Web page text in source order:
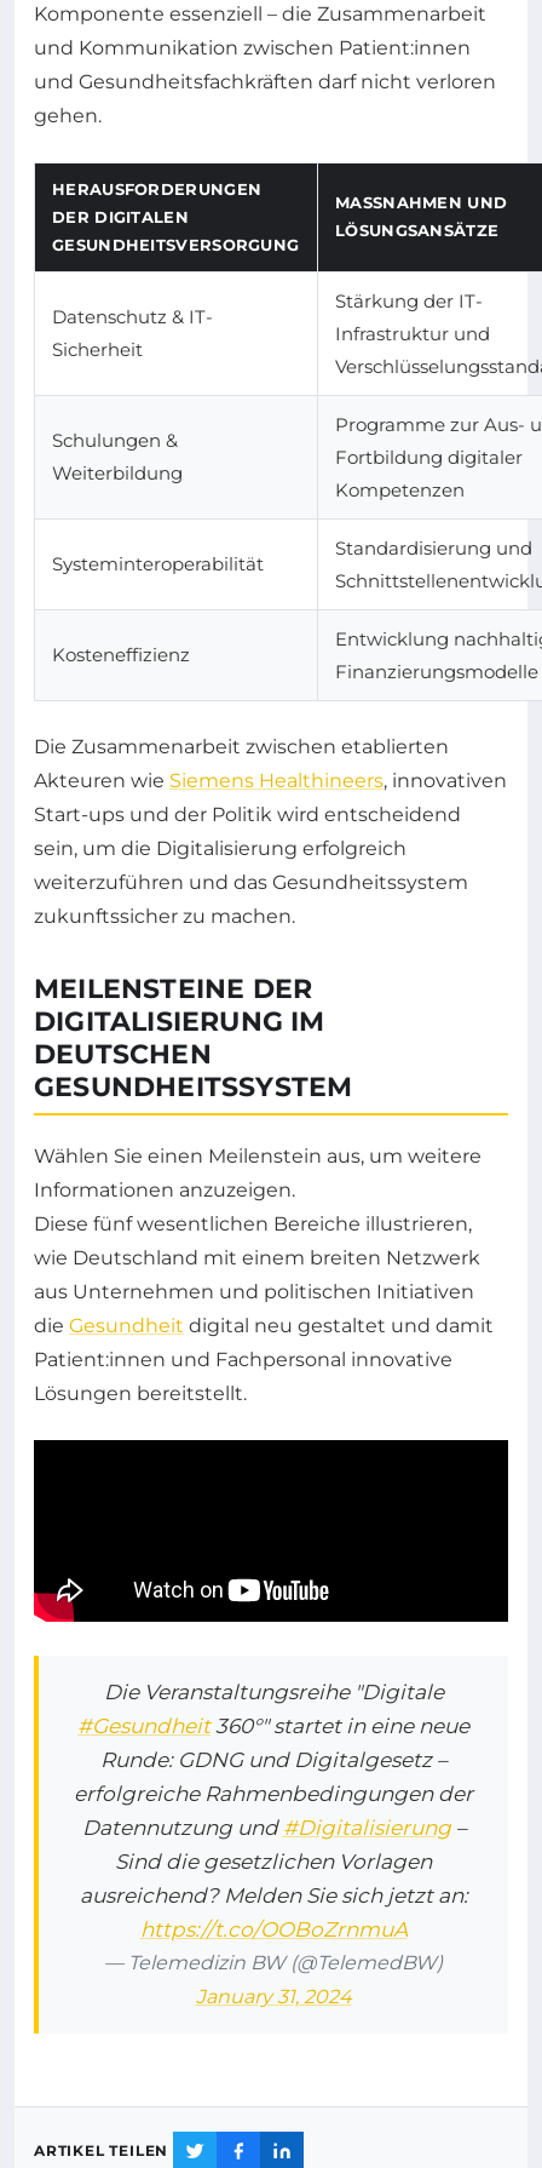
Komponente essenziell – die Zusammenarbeit
und Kommunikation zwischen Patient:innen
und Gesundheitsfachkräften darf nicht verloren
gehen.
HERAUSFORDERUNGEN
DER DIGITALEN
GESUNDHEITSVERSORGUNG
MASSNAHMEN UND L
ÖSUNGSANSÄTZE
Datenschutz & IT-
Sicherheit
Stärkung der IT-
Infrastruktur und
Schulungen &
Weiterbildung
Programme zur Aus-
Fortbildung digitaler
Kompetenzen
Systeminteroperabilität
Standardisierung und
Kosteneffizienz
Entwicklung
Finanzierungsmodelle
Die Zusammenarbeit zwischen etablierten
Akteuren wie Siemens Healthineers, innovativen
Start-ups und der Politik wird entscheidend
sein, um die Digitalisierung erfolgreich
weiterzuführen und das Gesundheitssystem
zukunftssicher zu machen.
MEILENSTEINE DER
DIGITALISIERUNG IM
DEUTSCHEN
GESUNDHEITSSYSTEM
Wählen Sie einen Meilenstein aus, um weitere
Informationen anzuzeigen.
Diese fünf wesentlichen Bereiche illustrieren,
wie Deutschland mit einem breiten Netzwerk
aus Unternehmen und politischen Initiativen
die Gesundheit digital neu gestaltet und damit
Patient:innen und Fachpersonal innovative
Lösungen bereitstellt.
Die Veranstaltungsreihe "Digitale
#Gesundheit360°" startet in eine neue
Runde: GDNG und Digitalgesetz –
erfolgreiche Rahmenbedingungen der
Datennutzung und #Digitalisierung–
Sind die gesetzlichen Vorlagen
ausreichend? Melden Sie sich jetzt an:
https://t.co/OOBoZrnmuA
— Telemedizin BW (@TelemedBW)
January 31, 2024
ARTIKEL TEILEN